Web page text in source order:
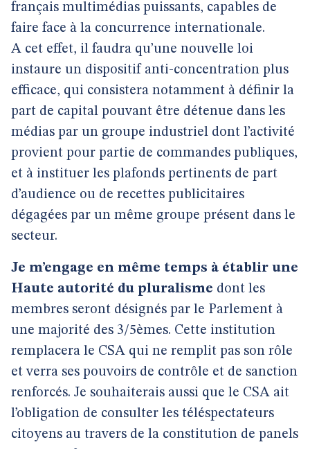
français multimédias puissants, capables de
faire face à la concurrence internationale.
A cet effet, il faudra qu’une nouvelle loi
instaure un dispositif anti-concentration plus
efficace, qui consistera notamment à définir la
part de capital pouvant être détenue dans les
médias par un groupe industriel dont l’activité
provient pour partie de commandes publiques,
et à instituer les plafonds pertinents de part
d’audience ou de recettes publicitaires
dégagées par un même groupe présent dans le
secteur.
Je m’engage en même temps à établir une
Haute autorité du pluralisme dont les
membres seront désignés par le Parlement à
une majorité des 3/5èmes. Cette institution
remplacera le CSA qui ne remplit pas son rôle
et verra ses pouvoirs de contrôle et de sanction
renforcés. Je souhaiterais aussi que le CSA ait
l’obligation de consulter les téléspectateurs
citoyens au travers de la constitution de panels